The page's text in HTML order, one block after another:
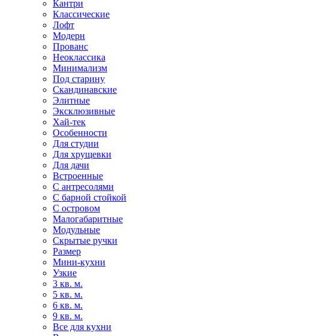
Кантри
Классические
Лофт
Модерн
Прованс
Неоклассика
Минимализм
Под старину
Скандинавские
Элитные
Эксклюзивные
Хай-тек
Особенности
Для студии
Для хрущевки
Для дачи
Встроенные
С антресолями
С барной стойкой
С островом
Малогабаритные
Модульные
Скрытые ручки
Размер
Мини-кухни
Узкие
3 кв. м.
5 кв. м.
6 кв. м.
9 кв. м.
Все для кухни